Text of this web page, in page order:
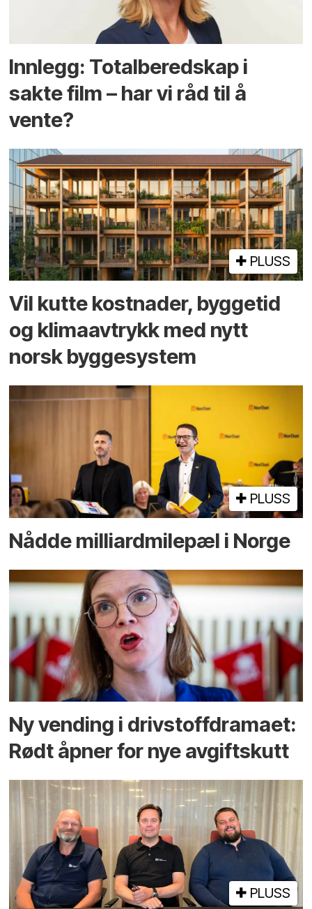
Innlegg: Totalberedskap i
sakte film – har vi råd til å
vente?
PLUSS
Vil kutte kostnader, byggetid
og klima­avtrykk med nytt
norsk bygge­system
PLUSS
Nådde milliard­­milepæl i Norge
Ny vending i drivstoffdramaet:
Rødt åpner for nye avgiftskutt
PLUSS